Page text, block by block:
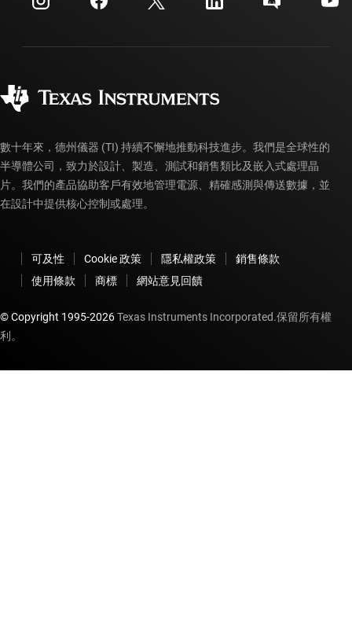
投資人關系
製造
myTI 帳戶常見問題解答
訂購 FAQ
數十年來，德州儀器 (TI) 持續不懈地推動科技進步。我們是全球性的
半導體公司，致力於設計、製造、測試和銷售類比及嵌入式處理晶
片。我們的產品協助客戶有效地管理電源、精確感測與傳送數據，並
在設計中提供核心控制或處理。
可及性 Cookie 政策 隱私權政策
銷售條款
使用條款
商標 網站意見回饋
© Copyright 1995-2026Texas Instruments Incorporated.保留所有權
利。